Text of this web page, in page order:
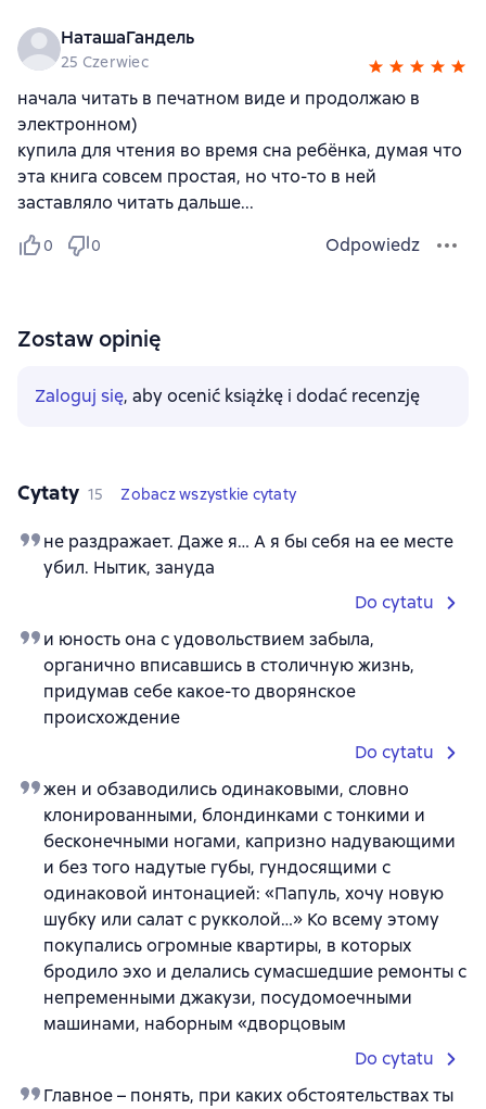
НаташаГандель
25 Czerwiec
начала читать в печатном виде и продолжаю в
электронном)
купила для чтения во время сна ребёнка, думая что
эта книга совсем простая, но что-то в ней
заставляло читать дальше...
0 0 Odpowiedz
Zostaw opinię
Zaloguj się, aby ocenić książkę i dodać recenzję
Cytaty 15 Zobacz wszystkie cytaty
не раздражает. Даже я… А я бы себя на ее месте
убил. Нытик, зануда
Do cytatu
и юность она с удовольствием забыла,
органично вписавшись в столичную жизнь,
придумав себе какое-то дворянское
происхождение
Do cytatu
жен и обзаводились одинаковыми, словно
клонированными, блондинками с тонкими и
бесконечными ногами, капризно надувающими
и без того надутые губы, гундосящими с
одинаковой интонацией: «Папуль, хочу новую
шубку или салат с рукколой…» Ко всему этому
покупались огромные квартиры, в которых
бродило эхо и делались сумасшедшие ремонты с
непременными джакузи, посудомоечными
машинами, наборным «дворцовым
Do cytatu
Главное – понять, при каких обстоятельствах ты